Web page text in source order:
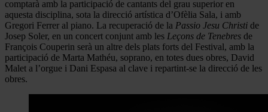
comptarà amb la participació de cantants del grau superior en
aquesta disciplina, sota la direcció artística d’Ofèlia Sala, i amb
Gregori Ferrer al piano. La recuperació de la Passio Jesu Christi de
Josep Soler, en un concert conjunt amb les Leçons de Tenebres de
François Couperin serà un altre dels plats forts del Festival, amb la
participació de Marta Mathéu, soprano, en totes dues obres, David
Malet a l’orgue i Dani Espasa al clave i repartint-se la direcció de les
obres.